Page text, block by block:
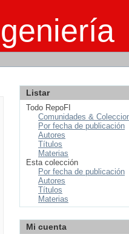
Listar
Todo RepoFI
Comunidades &
Por fecha de publicación
Autores
Títulos
Materias
Esta colección
Por fecha de publicación
Autores
Títulos
Materias
Mi cuenta